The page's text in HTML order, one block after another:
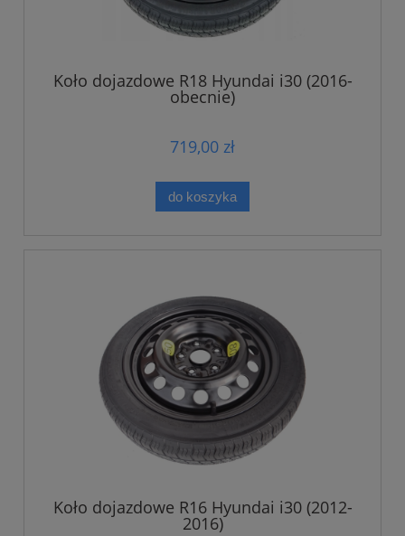
Koło dojazdowe R18 Hyundai i30 (2016-
obecnie)
719,00 zł
do koszyka
Koło dojazdowe R16 Hyundai i30 (2012-
2016)